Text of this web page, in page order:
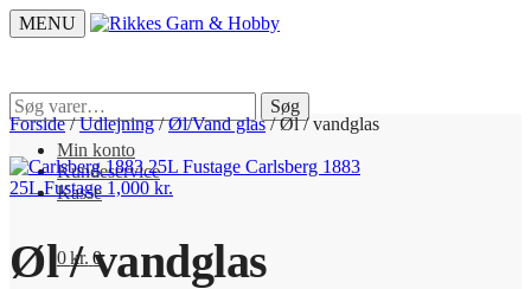
Skip
to
Skip
to
MENU
Søg
efter:
Søg
Min konto
Kundeservice
Kasse
0kr. 0
Forside/Udlejning/Øl/Vand glas/Øl / vandglas
Carlsberg 1883
25L Fustage 1,000 kr.
Øl / vandglas